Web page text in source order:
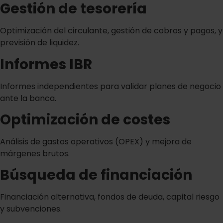
Gestión de tesorería
Optimización del circulante, gestión de cobros y pagos, y
previsión de liquidez.
Informes IBR
Informes independientes para validar planes de negocio
ante la banca.
Optimización de costes
Análisis de gastos operativos (OPEX) y mejora de
márgenes brutos.
Búsqueda de financiación
Financiación alternativa, fondos de deuda, capital riesgo
y subvenciones.